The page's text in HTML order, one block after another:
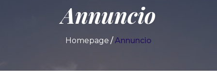
Annuncio
Homepage Annuncio